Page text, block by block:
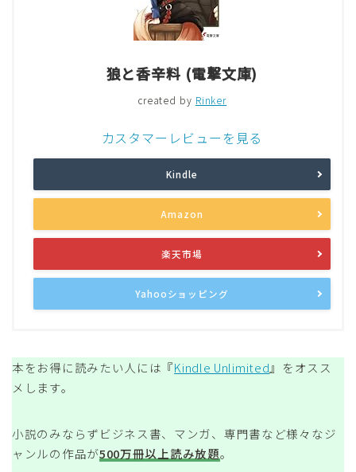
狼と香辛料 (電撃文庫)
created by Rinker
カスタマーレビューを見る
Kindle
Amazon
楽天市場
Yahooショッピング
本をお得に読みたい人には『Kindle Unlimited』をオスス
メします。
小説のみならずビジネス書、マンガ、専門書など様々なジ
ャンルの作品が500万冊以上読み放題。